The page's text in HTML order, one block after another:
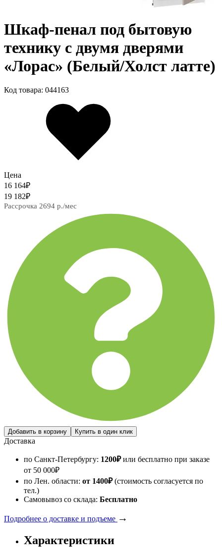
Шкаф-пенал под бытовую
технику с двумя дверями
«Лорас» (Белый/Холст латте)
Код товара: 044163
Цена
16 164₽
19 182₽
Рассрочка 2694 р./мес
Доставка
по Санкт-Петербургу: 1200₽или бесплатно при заказе
от 50 000₽
по Лен. области: от 1400₽(стоимость согласуется по
тел.)
Самовывоз со склада: Бесплатно
Подробнее о доставке и подъеме →
Характеристики